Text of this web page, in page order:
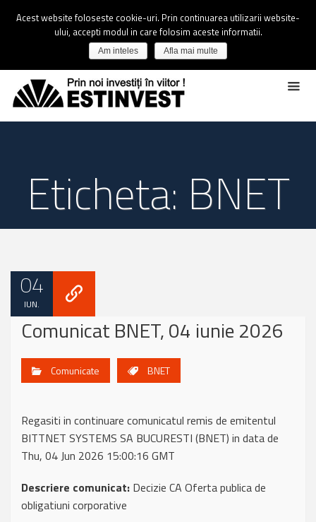
Eticheta: BNET
04
IUN.
Comunicat BNET, 04 iunie 2026
Comunicate BNET
Regasiti in continuare comunicatul remis de emitentul
BITTNET SYSTEMS SA BUCURESTI (BNET) in data de
Thu, 04 Jun 2026 15:00:16 GMT
Descriere comunicat: Decizie CA Oferta publica de
obligatiuni corporative
Acest website foloseste cookie-uri. Prin continuarea utilizarii website-
ului, accepti modul in care folosim aceste informatii.
Am inteles Afla mai multe